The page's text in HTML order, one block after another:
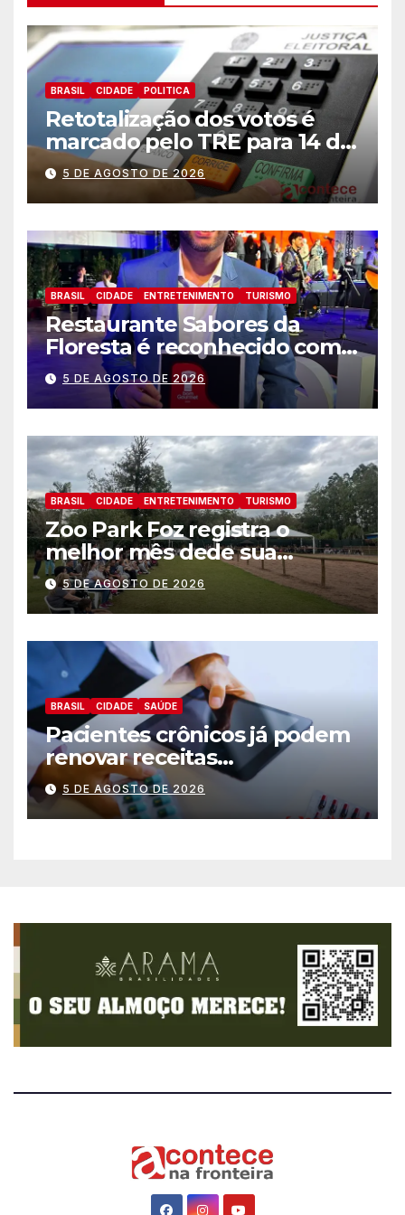
BRASIL CIDADE POLITICA
Retotalização dos votos é
marcado pelo TRE para 14 de
agosto
5 DE AGOSTO DE 2026
BRASIL CIDADE ENTRETENIMENTO TURISMO
Restaurante Sabores da
Floresta é reconhecido como
um dos Lugares Imperdíveis
de Foz do Iguaçu
5 DE AGOSTO DE 2026
BRASIL CIDADE ENTRETENIMENTO TURISMO
Zoo Park Foz registra o
melhor mês dede sua
inauguração
5 DE AGOSTO DE 2026
BRASIL CIDADE SAÚDE
Pacientes crônicos já podem
renovar receitas
automaticamente pelo
aplicativo da Prefeitura
5 DE AGOSTO DE 2026